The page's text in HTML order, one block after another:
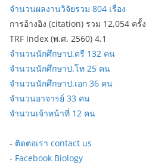
จำนวนผลงานวิจัยรวม 804 เรื่อง
การอ้างอิง (citation) รวม 12,054 ครั้ง
TRF Index (พ.ศ. 2560) 4.1
จำนวนนักศึกษาป.ตรี 132 คน
จำนวนนักศึกษาป.โท 25 คน
จำนวนนักศึกษาป.เอก 36 คน
จำนวนอาจารย์ 33 คน
จำนวนเจ้าหน้าที่ 12 คน
- ติดต่อเรา contact us
- Facebook Biology